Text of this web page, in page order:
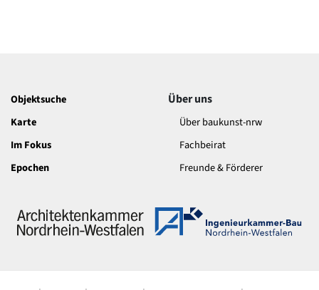
Objektsuche
Karte
Im Fokus
Epochen
Über uns
Über baukunst-nrw
Fachbeirat
Freunde & Förderer